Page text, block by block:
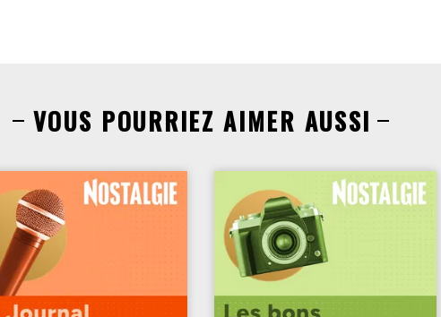
VOUS POURRIEZ AIMER AUSSI